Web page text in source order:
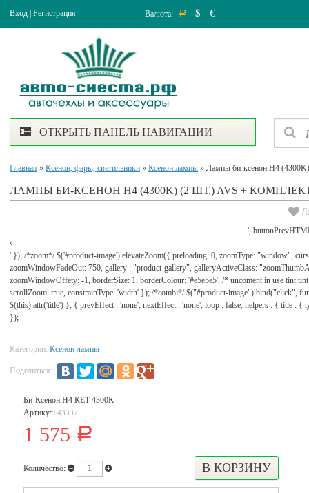
Вход Регистрация Валюта: Р $ €
ОТКРЫТЬ ПАНЕЛЬ НАВИГАЦИИ
Главная » Ксенон, фары, светильники » Ксенон лампы » Лампы би-ксенон H4
ЛАМПЫ БИ-КСЕНОН H4 (4300K) (2 ШТ.) AVS +
',
' }); /*zoom*/ $('#product-image').elevateZoom({ preloading: 0, zoomType: "window",
zoomWindowFadeOut: 750, gallery : "product-gallery", galleryActiveClass:
zoomWindowOffety: -1, borderSize: 1, borderColour: '#e5e5e5', /* uncoment in use tint
scrollZoom: true, constrainType: 'width' }); /*combi*/ $("#product-image").bind("click",
$(this).attr('title') }, { prevEffect : 'none', nextEffect : 'none', loop : false, helpers : { title :
});
Категории: Ксенон лампы
Поделиться:
Би-Ксенон H4 КЕТ 4300К
Артикул: 43337
1 575 Р
Количество: